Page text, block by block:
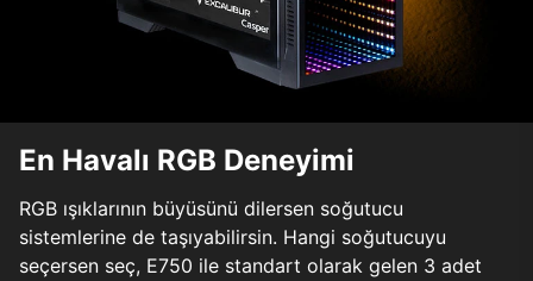
En Havalı RGB Deneyimi
RGB ışıklarının büyüsünü dilersen soğutucu
sistemlerine de taşıyabilirsin. Hangi soğutucuyu
seçersen seç, E750 ile standart olarak gelen 3 adet